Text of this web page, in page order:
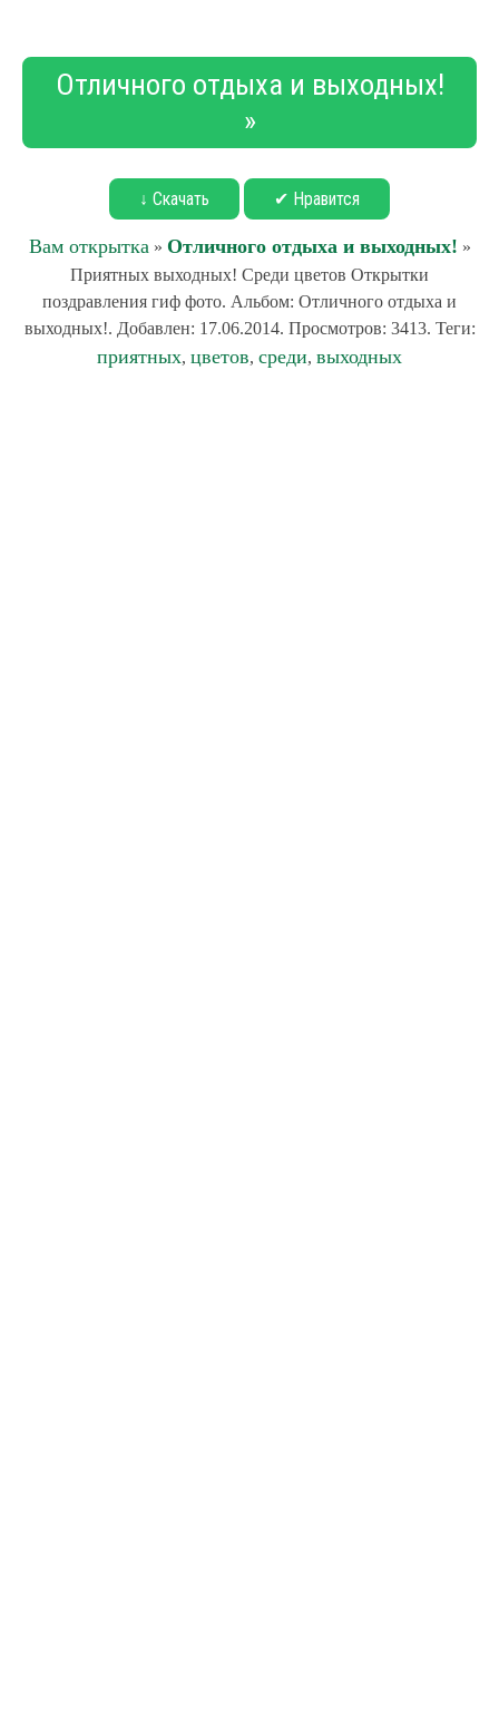
Отличного отдыха и выходных!
»
↓ Скачать ✔ Нравится
Вам открытка » Отличного отдыха и выходных! »
Приятных выходных! Среди цветов Открытки
поздравления гиф фото. Альбом: Отличного отдыха и
выходных!. Добавлен: 17.06.2014. Просмотров: 3413. Теги:
приятных, цветов, среди, выходных